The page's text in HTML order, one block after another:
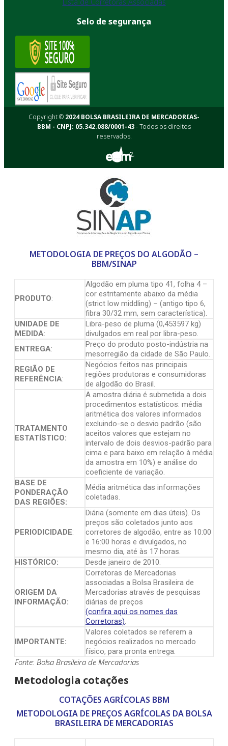
Selo de segurança
Copyright © 2024 BOLSA BRASILEIRA DE MERCADORIAS-
BBM - CNPJ: 05.342.088/0001-43- Todos os direitos
reservados.
METODOLOGIA DE PREÇOS DO ALGODÃO –
BBM/SINAP
PRODUTO:
Algodão em pluma tipo 41, folha 4 –
cor estritamente abaixo da média
(strict low middling) – (antigo tipo 6,
fibra 30/32 mm, sem característica).
UNIDADE DE
MEDIDA:
Libra-peso de pluma (0,453597 kg)
divulgados em real por libra-peso.
ENTREGA:
Preço do produto posto-indústria na
mesorregião da cidade de São Paulo.
REGIÃO DE
REFERÊNCIA:
Negócios feitos nas principais
regiões produtoras e consumidoras
de algodão do Brasil.
TRATAMENTO
ESTATÍSTICO:
A amostra diária é submetida a dois
procedimentos estatísticos: média
aritmética dos valores informados
excluindo-se o desvio padrão (são
aceitos valores que estejam no
intervalo de dois desvios-padrão para
cima e para baixo em relação à média
da amostra em 10%) e análise do
coeficiente de variação.
BASE DE
PONDERAÇÃO
DAS REGIÕES:
Média aritmética das informações
coletadas.
PERIODICIDADE:
Diária (somente em dias úteis). Os
preços são coletados junto aos
corretores de algodão, entre as 10:00
e 16:00 horas e divulgados, no
mesmo dia, até às 17 horas.
HISTÓRICO:
Desde janeiro de 2010.
ORIGEM DA
INFORMAÇÃO:
Corretoras de Mercadorias
associadas a Bolsa Brasileira de
Mercadorias através de pesquisas
diárias de preços
(confira aqui os nomes das
Corretoras).
IMPORTANTE:
Valores coletados se referem a
negócios realizados no mercado
físico, para pronta entrega.
Fonte: Bolsa Brasileira de Mercadorias
Metodologia cotações
COTAÇÕES AGRÍCOLAS BBM
METODOLOGIA DE PREÇOS AGRÍCOLAS DA BOLSA
BRASILEIRA DE MERCADORIAS